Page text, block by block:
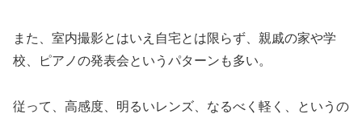
また、室内撮影とはいえ自宅とは限らず、親戚の家や学
校、ピアノの発表会というパターンも多い。
従って、高感度、明るいレンズ、なるべく軽く、というの